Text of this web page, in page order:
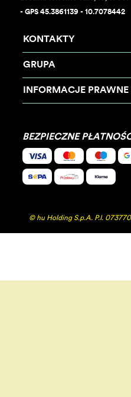
- GPS 45.3861139 - 10.7078442
KONTAKTY
GRUPA
INFORMACJE PRAWNE
BEZPIECZNE
© hu Holding S.p.A. P.I.